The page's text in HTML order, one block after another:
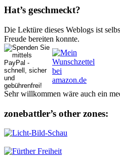
Hat’s ge­schmeckt?
Die Lektüre dieses Weblogs ist
Freude bereiten konnte.
Sehr willkommen wäre auch ein
zonebattler’s other zo­nes: